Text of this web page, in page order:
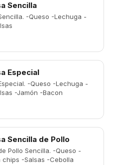
Sencilla
-Queso -Lechuga -
Especial
-Queso -Lechuga -
-Jamón -Bacon
Sencilla de Pollo
Pollo Sencilla. -Queso -
chips -Salsas -Cebolla